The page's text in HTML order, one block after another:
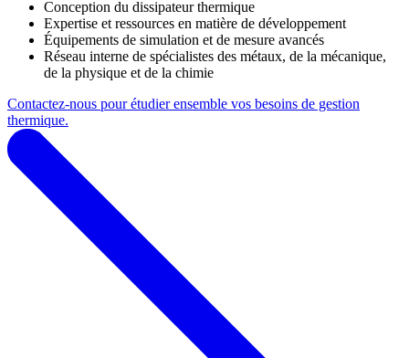
Conception du dissipateur thermique
Expertise et ressources en matière de développement
Équipements de simulation et de mesure avancés
Réseau interne de spécialistes des métaux, de la mécanique,
de la physique et de la chimie
Contactez-nous pour étudier ensemble vos besoins de gestion
thermique.